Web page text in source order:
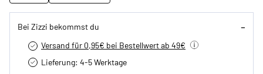
Bei Zizzi bekommst du
Versand für 0,95€ bei Bestellwert ab 49€
Lieferung: 4-5 Werktage